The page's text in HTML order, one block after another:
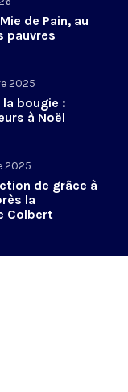
de Pain, au
pauvres
2025
la bougie :
à Noël
2025
de grâce à
la
Colbert